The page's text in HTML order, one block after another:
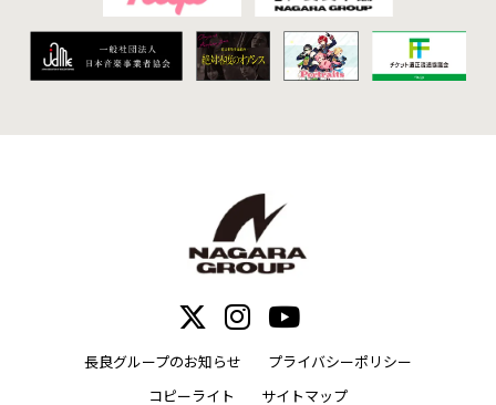
長良グループのお知らせ
プライバシーポリシー
コピーライト
サイトマップ